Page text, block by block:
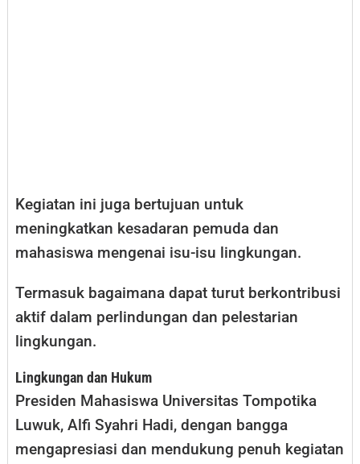
Kegiatan ini juga bertujuan untuk
meningkatkan kesadaran pemuda dan
mahasiswa mengenai isu-isu lingkungan.
Termasuk bagaimana dapat turut berkontribusi
aktif dalam perlindungan dan pelestarian
lingkungan.
Lingkungan dan Hukum
Presiden Mahasiswa Universitas Tompotika
Luwuk, Alfi Syahri Hadi, dengan bangga
mengapresiasi dan mendukung penuh kegiatan